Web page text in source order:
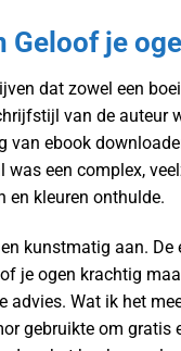
Geloof je
dat zowel een
van de auteur
van ebook
een complex,
en kleuren onthulde.
kunstmatig aan.
je ogen krachtig
Wat ik het
gebruikte om gratis